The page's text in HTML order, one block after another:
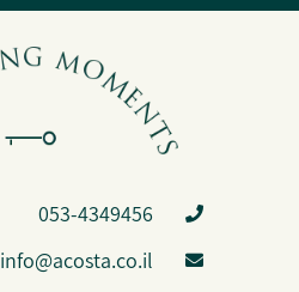
053-4349456
info@acosta.co.il